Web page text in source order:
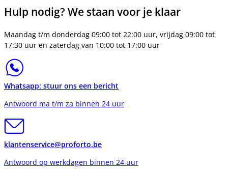
Hulp nodig? We staan voor je klaar
Maandag t/m donderdag 09:00 tot 22:00 uur, vrijdag 09:00 tot
17:30 uur en zaterdag van 10:00 tot 17:00 uur
Whatsapp: stuur ons een bericht
Antwoord ma t/m za binnen 24 uur
klantenservice@proforto.be
Antwoord op werkdagen binnen 24 uur